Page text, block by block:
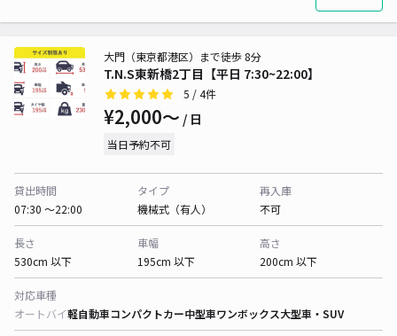
T.N.S東新橋2丁目【平日 7:30~22:00】
大門（東京都港区）まで徒歩 8分
5 / 4件
¥2,000〜 / 日
当日予約不可
貸出時間
07:30 〜22:00
タイプ
機械式（有人）
再入庫
不可
長さ
530cm 以下
車幅
195cm 以下
高さ
200cm 以下
対応車種
オートバイ軽自動車コンパクトカー中型車ワンボックス大型車・SUV